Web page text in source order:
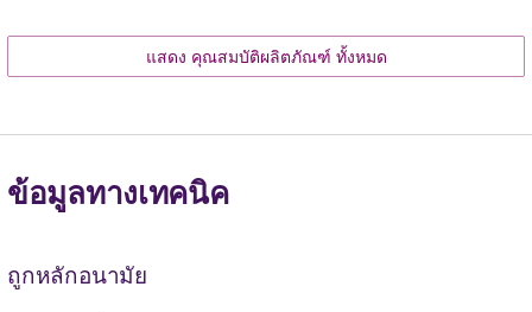
แสดง คุณสมบัติผลิตภัณฑ์ ทั้งหมด
ข้อมูลทางเทคนิค
ถูกหลักอนามัย